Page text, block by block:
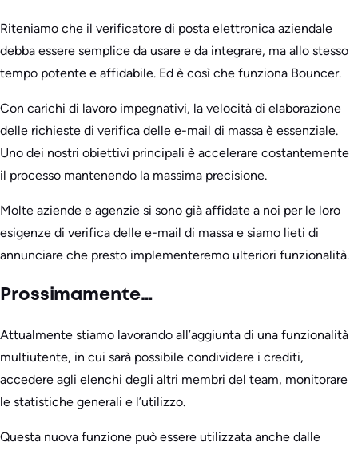
Riteniamo che il verificatore di posta elettronica aziendale
debba essere semplice da usare e da integrare, ma allo stesso
tempo potente e affidabile. Ed è così che funziona Bouncer.
Con carichi di lavoro impegnativi, la velocità di elaborazione
delle richieste di verifica delle e-mail di massa è essenziale.
Uno dei nostri obiettivi principali è accelerare costantemente
il processo mantenendo la massima precisione.
Molte aziende e agenzie si sono già affidate a noi per le loro
esigenze di verifica delle e-mail di massa e siamo lieti di
annunciare che presto implementeremo ulteriori funzionalità.
Prossimamente…
Attualmente stiamo lavorando all’aggiunta di una funzionalità
multiutente, in cui sarà possibile condividere i crediti,
accedere agli elenchi degli altri membri del team, monitorare
le statistiche generali e l’utilizzo.
Questa nuova funzione può essere utilizzata anche dalle